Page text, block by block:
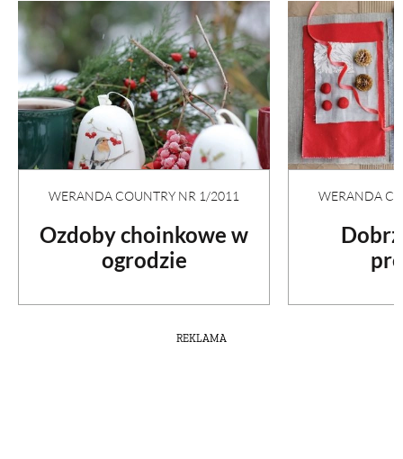
WERANDA COUNTRY NR 1/2011
Ozdoby choinkowe w
ogrodzie
WERANDA
REKLAMA